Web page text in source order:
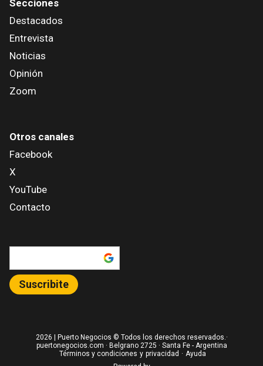
Secciones
Destacados
Entrevista
Noticias
Opinión
Zoom
Otros canales
Facebook
X
YouTube
Contacto
Suscribite
2026 | Puerto Negocios © Todos los derechos reservados.·
puertonegocios.com · Belgrano 2725 · Santa Fe - Argentina
Términos y condiciones y privacidad · Ayuda